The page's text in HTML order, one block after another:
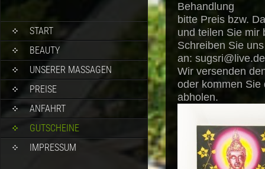
START
BEAUTY
UNSERER MASSAGEN
PREISE
ANFAHRT
GUTSCHEINE
IMPRESSUM
Behandlung
bitte Preis bzw.
und teilen Sie mir
Schreiben Sie
an: sugsri@live.de
Wir versenden
oder kommen Sie
abholen.